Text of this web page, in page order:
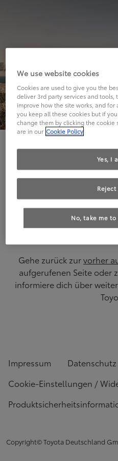
Hier geht's
Die angeforderte Seite
Gehe zurück zurvorher
aufgerufenen Seite oder
informiere dich über
Impressum Datenschutz
Cookie-Einstellungen /
Copyright© Toyota Deutschland
We use website cookies
Cookies are used to give you the
deliver 3rd party services and tools,
improve how the site works, and
you keep all these cookies but if
change them by clicking the cookie
are in our Cookie Policy
No, take me
Yes, I